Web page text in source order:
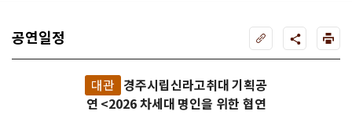
공연일정
대관 경주시립신라고취대 기획공
연 <2026 차세대 명인을 위한 협연